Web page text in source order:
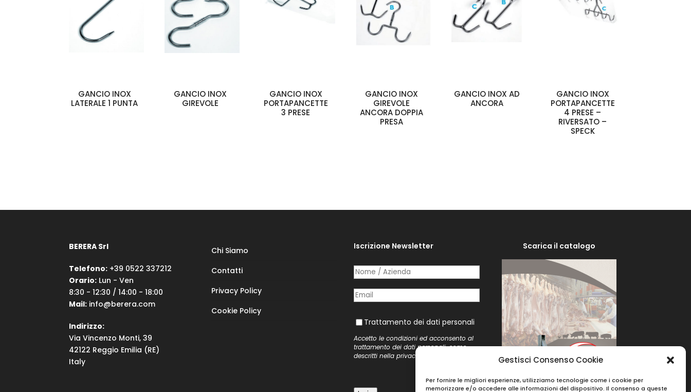
Gestisci Consenso Cookie
Per fornire le migliori esperienze, utilizziamo tecnologie come i cookie per
memorizzare e/o accedere alle informazioni del dispositivo. Il consenso a queste
GANCIO INOX
LATERALE 1 PUNTA
GANCIO INOX
GIREVOLE
GANCIO INOX
PORTAPANCETTE
3 PRESE
GANCIO INOX
GIREVOLE
ANCORA DOPPIA
PRESA
GANCIO INOX AD
ANCORA
GANCIO INOX
PORTAPANCETTE
4 PRESE –
RIVERSATO –
SPECK
BERERA Srl
Telefono: +39 0522 337212
Orario: Lun - Ven
8:30 - 12:30 / 14:00 - 18:00
Mail: info@berera.com
Indirizzo:
Via Vincenzo Monti, 39
42122 Reggio Emilia (RE)
Italy
Chi Siamo
Contatti
Privacy Policy
Cookie Policy
Iscrizione Newsletter
Nome /​ Azienda
Posta elettronica
Trattamento dei dati personali
Trattamento dei dati personali
Accetto le condizioni ed acconsento al
trattamento dei dati personali, come
descritti nellaprivacy policy
Scarica il catalogo